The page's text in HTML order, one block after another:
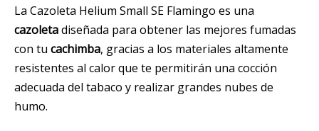
La Cazoleta Helium Small SE Flamingo es una
cazoletadiseñada para obtener las mejores fumadas
con tu cachimba, gracias a los materiales altamente
resistentes al calor que te permitirán una cocción
adecuada del tabaco y realizar grandes nubes de
humo.